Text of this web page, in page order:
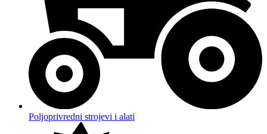
Poljoprivredni strojevi i alati